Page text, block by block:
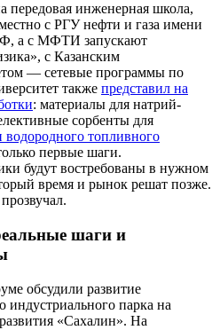
передовая инженерная школа,
с РГУ нефти и газа имени
а с МФТИ запускают
с Казанским
— сетевые программы по
также представил на
: материалы для натрий-
сорбенты для
водородного топливного
первые шаги.
будут востребованы в нужном
время и рынок решат позже.
шаги и
обсудили развитие
индустриального парка на
«Сахалин». На